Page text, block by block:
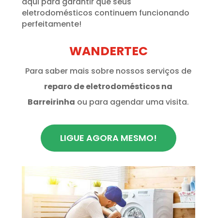
eletrodomésticos continuem funcionando
perfeitamente!
WANDERTEC
Para saber mais sobre nossos serviços de
reparo de eletrodomésticos na
Barreirinha ou para agendar uma visita.
LIGUE AGORA MESMO!